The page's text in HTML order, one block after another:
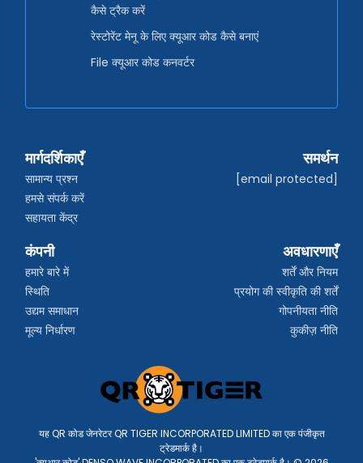
कैसे ट्रैक करें
रेस्टोरेंट मेनू के लिए क्यूआर कोड कैसे बनाएं
File क्यूआर कोड कनवर्टर
मार्गदर्शिकाएँ
सामान्य प्रश्न
हमसे संपर्क करें
सहायता केंद्र
समर्थन
[email protected]
कंपनी
हमारे बारे में
स्थिति
उद्यम समाधान
मूल्य निर्धारण
अवधारणाएँ
शर्तें और नियम
प्रयोग की स्वीकृति की शर्तें
गोपनीयता नीति
कुकीज़ नीति
यह QR कोड जेनरेटर QR TIGER INCORPORATED LIMITED का एक पंजीकृत
ट्रेडमार्क है।